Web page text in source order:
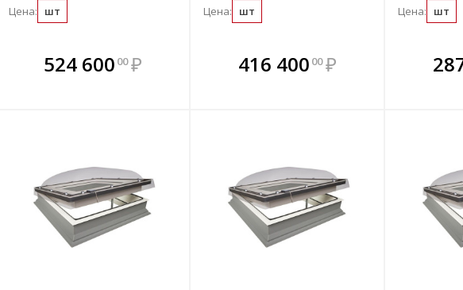
Цена: шт
524 600 00 ₽
В комплекте
всегда выгоднее!
Цена: шт
В комплекте
всегда выгоднее!
416 400 00 ₽
В
всегда
Цена: шт
В комплекте
всегда выгоднее!